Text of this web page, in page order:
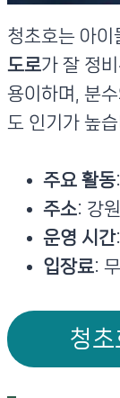
청초호는 아이
도로가 잘 정
용이하며, 분
도 인기가 높
주요 활동
주소: 강
운영 시간
입장료:
청